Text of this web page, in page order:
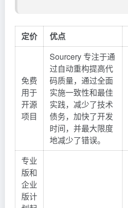
定价 优点
免费
用于
开源
项目
Sourcery 专注于通
过自动重构提高代
码质量，通过全面
实施一致性和最佳
实践，减少了技术
债务，加快了开发
时间，并最大限度
地减少了错误。
专业
版和
企业
版计